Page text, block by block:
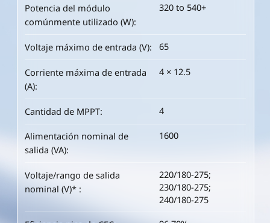
Potencia del módulo
comúnmente utilizado (W):
320 to 540+
Voltaje máximo de entrada (V): 65
Corriente máxima de entrada
(A):
4 × 12.5
Cantidad de MPPT: 4
Alimentación nominal de
salida (VA):
1600
Voltaje/rango de salida
nominal (V)* :
220/180-275;
230/180-275;
240/180-275
Potencia del módulo
comúnmente utilizado (W):
360 to 600+
Voltaje máximo de entrada (V): 65
Corriente máxima de entrada
(A):
4 × 13.3
Cantidad de MPPT: 4
Alimentación nominal de
salida (VA):
1800
Voltaje/rango de salida
nominal (V)* :
220/180-275;
230/180-275;
240/180-275
Potencia del módulo
comúnmente utilizado (W):
400 to 670+
Voltaje máximo de entrada (V): 65
Corriente máxima de entrada
(A):
4 × 14
Cantidad de MPPT: 4
Alimentación nominal de
salida (VA):
2000
Voltaje/rango de salida
nominal (V)* :
220/180-275;
230/180-275;
240/180-275